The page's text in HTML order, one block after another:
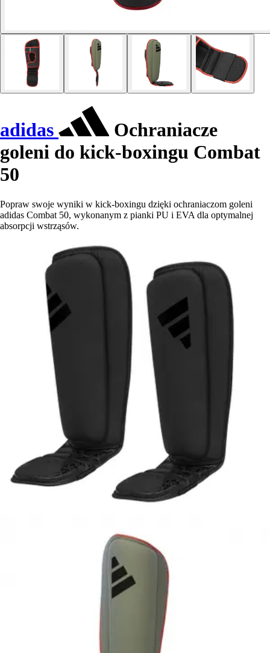
adidas
Ochraniacze
goleni do kick-boxingu Combat
50
Popraw swoje wyniki w kick-boxingu dzięki ochraniaczom goleni
adidas Combat 50, wykonanym z pianki PU i EVA dla optymalnej
absorpcji wstrząsów.